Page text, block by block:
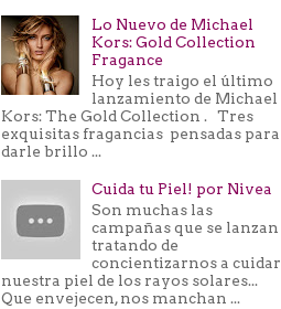
Lo Nuevo de Michael
Kors: Gold Collection
Fragance
Hoy les traigo el último
lanzamiento de Michael
Kors: The Gold Collection . Tres
exquisitas fragancias pensadas para
darle brillo ...
Cuida tu Piel! por Nivea
Son muchas las
campañas que se lanzan
tratando de
concientizarnos a cuidar
nuestra piel de los rayos solares...
Que envejecen, nos manchan ...